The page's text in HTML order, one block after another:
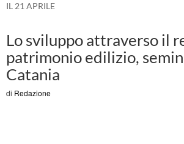
IL 21 APRILE
Lo sviluppo attraverso il
patrimonio edilizio,
Catania
di Redazione